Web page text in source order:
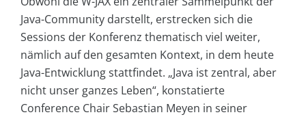
Java-Community darstellt, erstrecken sich die
Sessions der Konferenz thematisch viel weiter,
nämlich auf den gesamten Kontext, in dem heute
Java-Entwicklung stattfindet. „Java ist zentral, aber
nicht unser ganzes Leben“, konstatierte
Conference Chair Sebastian Meyen in seiner